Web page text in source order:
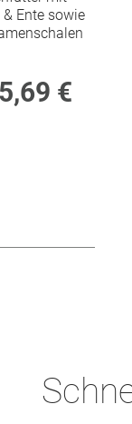
& Ente sowie
5,69 €